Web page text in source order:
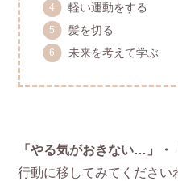
軽い運動をする
髪を切る
未来を考えて学ぶ
「やる気がおきない…」・
行動に移してみてください